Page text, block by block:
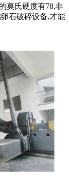
莫氏硬度有78,非
石破碎设备,才能